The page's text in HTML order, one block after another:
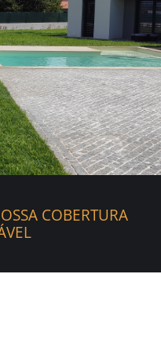
COBERTURA